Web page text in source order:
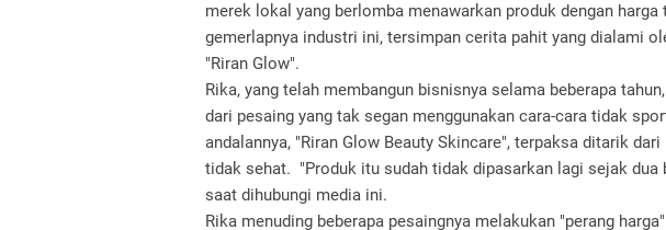
merek lokal yang berlomba menawarkan produk dengan
gemerlapnya industri ini, tersimpan cerita pahit yang dialami
"Riran Glow".
Rika, yang telah membangun bisnisnya selama beberapa
dari pesaing yang tak segan menggunakan cara-cara tidak
andalannya, "Riran Glow Beauty Skincare", terpaksa ditarik
tidak sehat. "Produk itu sudah tidak dipasarkan lagi sejak dua
saat dihubungi media ini.
Rika menuding beberapa pesaingnya melakukan "perang